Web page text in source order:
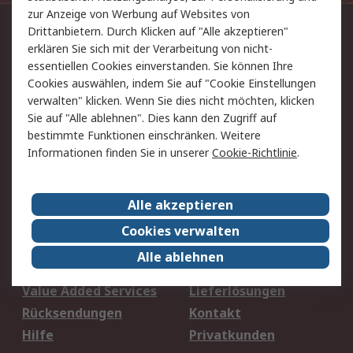
Kontaktieren Sie uns:
+49 (0) 69 5800 14 234
Per E-Mail unter Kontakt
Sie finden uns auch auf:
Service
Value Added Services
Lieferlösungen
Rücksendungen
Kontakt
Hilfe
Privatkunden
zur Anzeige von Werbung auf Websites von
Drittanbietern. Durch Klicken auf "Alle akzeptieren"
erklären Sie sich mit der Verarbeitung von nicht-
essentiellen Cookies einverstanden. Sie können Ihre
Cookies auswählen, indem Sie auf "Cookie Einstellungen
verwalten" klicken. Wenn Sie dies nicht möchten, klicken
Sie auf "Alle ablehnen". Dies kann den Zugriff auf
bestimmte Funktionen einschränken. Weitere
Informationen finden Sie in unsererCookie-Richtlinie.
Alle akzeptieren
Cookies verwalten
Alle ablehnen